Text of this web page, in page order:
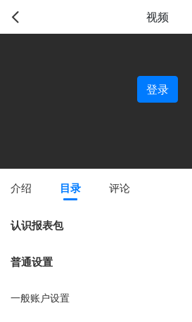
视频
登录
介绍 目录 评论
认识报表包
普通设置
一般账户设置